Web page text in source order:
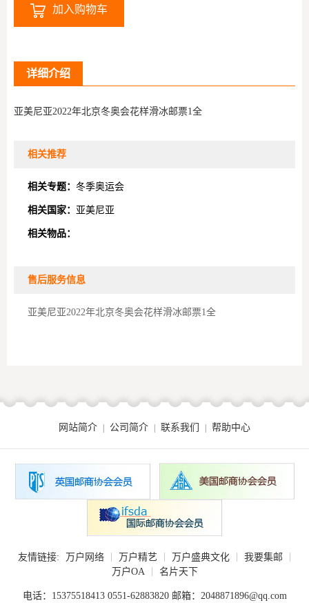
加入购物车
详细介绍
亚美尼亚2022年北京冬奥会花样滑冰邮票1全
相关推荐
相关专题： 冬季奥运会
相关国家： 亚美尼亚
相关物品：
售后服务信息
亚美尼亚2022年北京冬奥会花样滑冰邮票1全
网站简介 公司简介 联系我们 帮助中心
友情链接: 万户网络 万户精艺 万户盛典文化 我要集邮
万户OA
名片天下
电话：15375518413 0551-62883820 邮箱：2048871896@qq.com